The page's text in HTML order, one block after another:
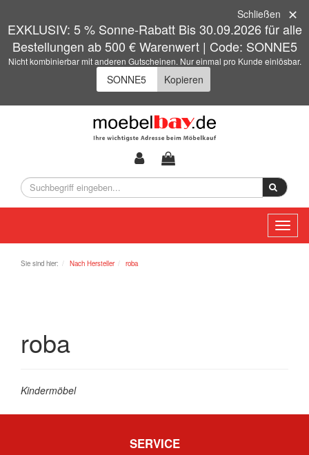
EXKLUSIV: 5 % Sonne-Rabatt Bis 30.09.2026 für alle
Bestellungen ab 500 € Warenwert | Code: SONNE5
Nicht kombinierbar mit anderen Gutscheinen. Nur einmal pro Kunde einlösbar.
Kopieren
Schließen
Sie sind hier: Nach Hersteller roba
roba
Kindermöbel
SERVICE